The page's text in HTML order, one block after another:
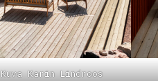
Kuva Karin Lindroos